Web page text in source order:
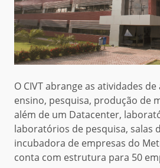
O CIVT abrange as atividades
ensino, pesquisa, produção de
além de um Datacenter,
laboratórios de pesquisa, salas
incubadora de empresas do
conta com estrutura para 50